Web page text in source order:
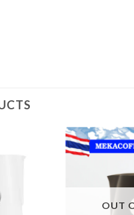
OUT